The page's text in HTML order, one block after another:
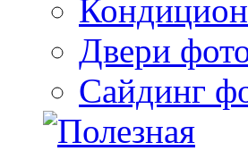
Двери
Сайдинг